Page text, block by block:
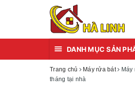
DANH MỤC SẢN
Trang chủ Máy rửa bát
tháng tại nhà